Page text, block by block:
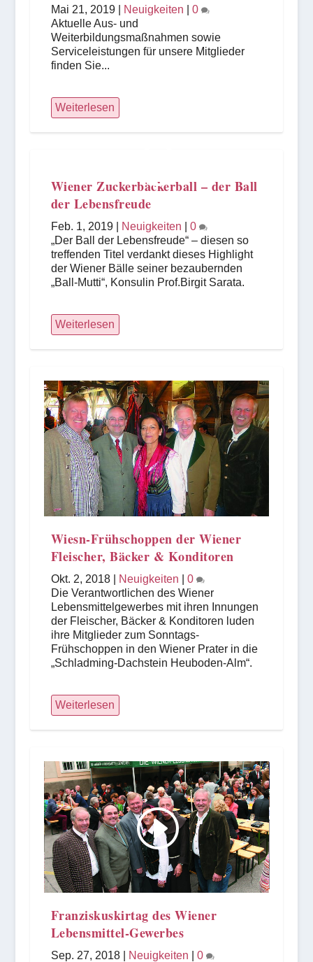
Mai 21, 2019| Neuigkeiten
0
Aktuelle Aus- und
Weiterbildungsmaßnahmen sowie
Serviceleistungen für unsere Mitglieder
finden Sie...
Weiterlesen
Wiener Zuckerbäckerball – der Ball
der Lebensfreude
Feb. 1, 2019| Neuigkeiten
0
„Der Ball der Lebensfreude“ – diesen so
treffenden Titel verdankt dieses Highlight
der Wiener Bälle seiner bezaubernden
„Ball-Mutti“, Konsulin Prof.Birgit Sarata.
Weiterlesen
Wiesn-Frühschoppen der Wiener
Fleischer, Bäcker & Konditoren
Okt. 2, 2018| Neuigkeiten
0
Die Verantwortlichen des Wiener
Lebensmittelgewerbes mit ihren Innungen
der Fleischer, Bäcker & Konditoren luden
ihre Mitglieder zum Sonntags-
Frühschoppen in den Wiener Prater in die
„Schladming-Dachstein Heuboden-Alm“.
Weiterlesen
Franziskuskirtag des Wiener
Lebensmittel-Gewerbes
Sep. 27, 2018| Neuigkeiten
0